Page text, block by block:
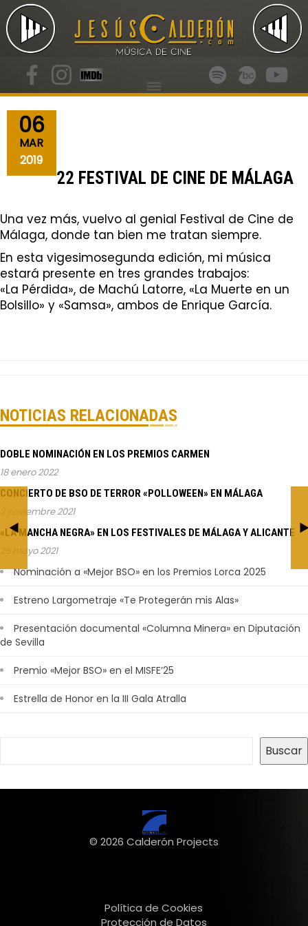
06
MAR
2019
22 FESTIVAL DE CINE DE MÁLAGA
Una vez más, vuelvo al genial Festival de Cine de
Málaga, donde tan bien me tratan siempre.
En esta vigesimosegunda edición, mi música
estará presente en tres grandes trabajos:
«La Pérdida», de Machú Latorre, «La Muerte en un
Bolsillo» y «Samsa», ambos de Enrique García.
NOTICIAS RELACIONADAS
DOBLE NOMINACIÓN EN LOS PREMIOS CARMEN
18 enero 2022
CONCIERTO DE BSO DE TERROR «POLLOWEEN» EN MÁLAGA
3 noviembre 2021
«LA MANCHA NEGRA» EN LOS FESTIVALES DE MÁLAGA Y ALICANTE
25 mayo 2021
Nominación a «Mejor BSO» en los Premios Lorca 2025
Estreno Largometraje «Te Protegerán mis Alas»
Presentación documental «Columna Minera» en Diputación
de Sevilla
Premio «Mejor BSO» en el MISFE’25
Estrella de Honor en la III Gala Atralla
Buscar
© 2026 Calderón Projects
Política de Cookies
Protección de Datos
Conferencia sobre
Composición Musical
BY JESÚS CALDERÓN
BY JESÚS CALDERÓN